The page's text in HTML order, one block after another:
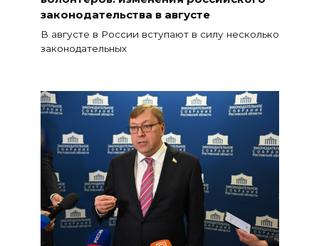
законодательства в августе
В августе в России вступают в силу несколько
законодательных